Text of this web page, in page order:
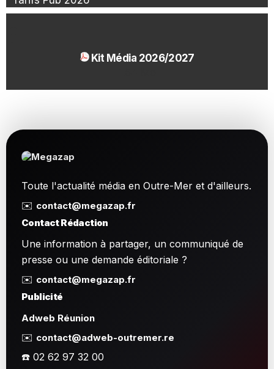
Kit Média 2026/2027
Toute l'actualité média en Outre-Mer et d'ailleurs.
✉️ contact@megazap.fr
Contact Rédaction
Une information à partager, un communiqué de
presse ou une demande éditoriale ?
✉️ contact@megazap.fr
Publicité
Adweb Réunion
✉️ contact@adweb-outremer.re
☎️ 02 62 97 32 00